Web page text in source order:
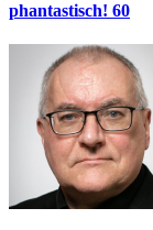
phantastisch! 60